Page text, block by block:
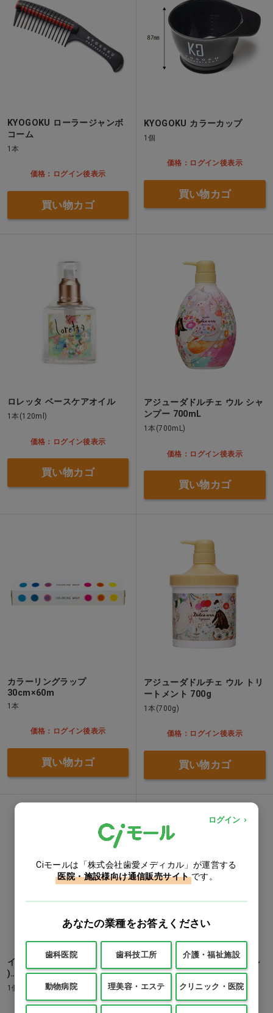
KYOGOKU ローラージャンボ
コーム
1本
価格：ログイン後表示
買い物カゴ
KYOGOKU カラーカップ
1個
価格：ログイン後表示
買い物カゴ
ロレッタ ベースケアオイル
1本(120ml)
価格：ログイン後表示
買い物カゴ
アジューダドルチェ ウル シャ
ンプー 700mL
1本(700mL)
価格：ログイン後表示
買い物カゴ
カラーリングラップ
30cm×60m
1本
価格：ログイン後表示
買い物カゴ
アジューダドルチェ ウル トリ
ートメント 700g
1本(700g)
価格：ログイン後表示
買い物カゴ
イオ ディープマスク(くせ毛用
)…他
1個(170g)
ミレアム ヘアケアコンディシ
ョナー 本体
1本(800mL)
ログイン
Ciモールは「株式会社歯愛メディカル」が運営する
医院・施設様向け通信販売サイト です。
あなたの業種をお答えください
歯科医院 歯科技工所 介護・福祉施設
動物病院 理美容・エステ クリニック・医院